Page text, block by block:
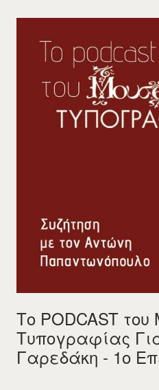
Το PODCAST του
Τυπογραφίας
Γαρεδάκη - 1ο